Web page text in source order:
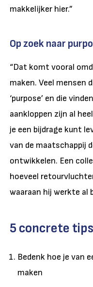
makkelijker hier.”
Op zoek naar
“Dat komt vooral
maken. Veel mensen
‘purpose’ en die
aankloppen zijn al
je een bijdrage kunt
van de maatschappij
ontwikkelen. Een
hoeveel
waaraan hij werkte al
5 concrete
Bedenk hoe je van
maken